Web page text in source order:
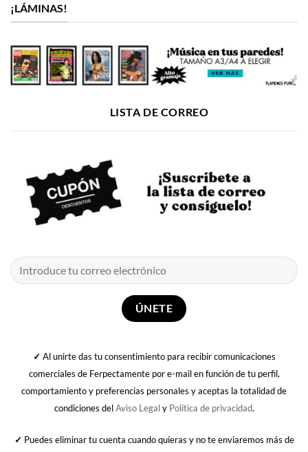
¡LÁMINAS!
LISTA DE CORREO
✓ Al unirte das tu consentimiento para recibir comunicaciones
comerciales de Ferpectamente por e-mail en función de tu perfil,
comportamiento y preferencias personales y aceptas la totalidad de
condiciones delAviso Legaly Política de privacidad.
✓ Puedes eliminar tu cuenta cuando quieras y no te enviaremos más de